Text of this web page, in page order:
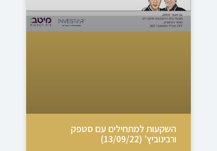
השקעות למתחילים עם סטפק
ורבינוביץ’ (13/09/22)